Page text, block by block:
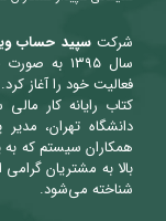
شرکتسپید حساب
سال ۱۳۹۵ به
فعالیت خود را آغاز
کتاب رایانه کار
دانشگاه تهران،
همکاران سیستم که به
بالا به مشتریان
شناخته می‌شود.